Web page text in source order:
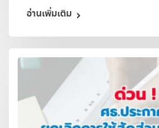
อ่านเพิ่มเติม